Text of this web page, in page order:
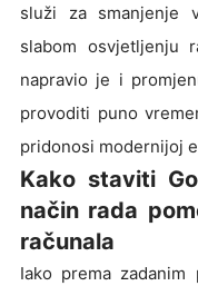
služi za smanjenje
slabom osvjetljenju
napravio je i
provoditi puno
pridonosi modernijoj
Kako staviti
način rada
računala
Iako prema zadanim